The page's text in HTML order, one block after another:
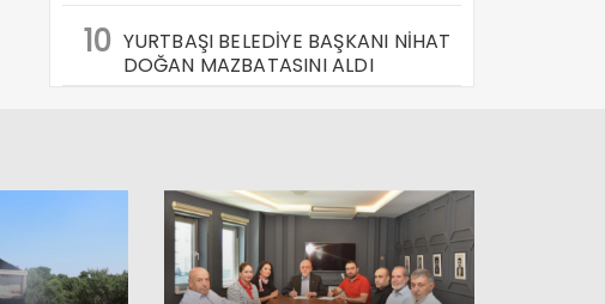
10 YURTBAŞI BELEDİYE BAŞKANI NİHAT
DOĞAN MAZBATASINI ALDI